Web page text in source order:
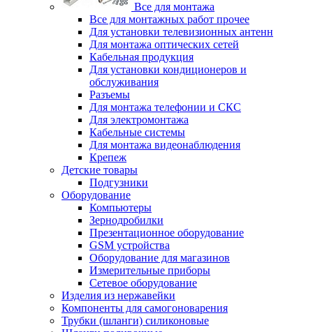
Все для монтажа
Все для монтажных работ прочее
Для установки телевизионных антенн
Для монтажа оптических сетей
Кабельная продукция
Для установки кондиционеров и
обслуживания
Разъемы
Для монтажа телефонии и СКС
Для электромонтажа
Кабельные системы
Для монтажа видеонаблюдения
Крепеж
Детские товары
Подгузники
Оборудование
Компьютеры
Зернодробилки
Презентационное оборудование
GSM устройства
Оборудование для магазинов
Измерительные приборы
Сетевое оборудование
Изделия из нержавейки
Компоненты для самогоноварения
Трубки (шланги) силиконовые